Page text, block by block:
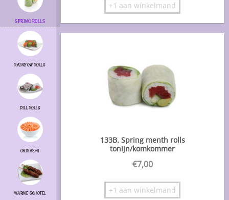
SPRING ROLLS
RAINBOW ROLLS
DILL ROLLS
CHIRASHI
WARME SCHOTEL
+1 aan winkelmand
133B. Spring menth rolls
tonijn/komkommer
€7,00
+1 aan winkelmand